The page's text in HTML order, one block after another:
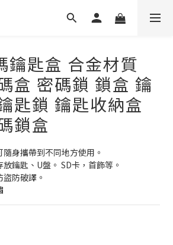
鑰匙盒 合金材質
盒 密碼鎖 鎖盒 鑰
匙鎖 鑰匙收納盒
鎖盒
隨身攜帶到不同地方使用。
放鑰匙、U盤。 SD卡，首飾等。
盜防破譯。